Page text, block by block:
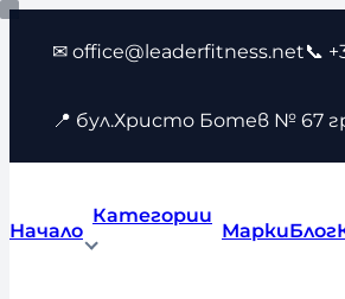
Към
съдържанието
✉ office@leaderfitness.net📞
📍 бул.Христо Ботев № 67
Начало
Категории
МаркиБлог